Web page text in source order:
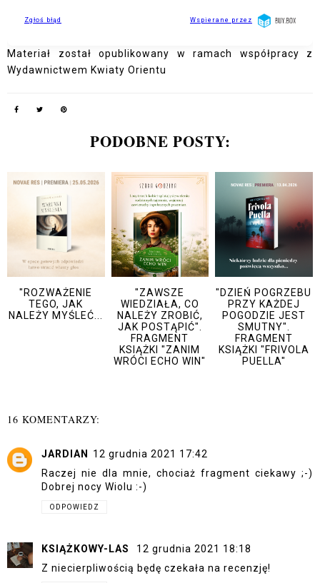
Materiał został opublikowany w ramach współpracy z
Wydawnictwem Kwiaty Orientu
PODOBNE POSTY:
"ROZWAŻENIE
TEGO, JAK
NALEŻY MYŚLEĆ...
"ZAWSZE
WIEDZIAŁA, CO
NALEŻY ZROBIĆ,
JAK POSTĄPIĆ".
FRAGMENT
KSIĄŻKI "ZANIM
WRÓCI ECHO WIN"
"DZIEŃ POGRZEBU
PRZY KAŻDEJ
POGODZIE JEST
SMUTNY".
FRAGMENT
KSIĄŻKI "FRIVOLA
PUELLA"
16 KOMENTARZY:
JARDIAN 12 grudnia 2021 17:42
Raczej nie dla mnie, chociaż fragment ciekawy ;-)
Dobrej nocy Wiolu :-)
ODPOWIEDZ
KSIĄŻKOWY-LAS
12 grudnia 2021 18:18
Z niecierpliwością będę czekała na recenzję!